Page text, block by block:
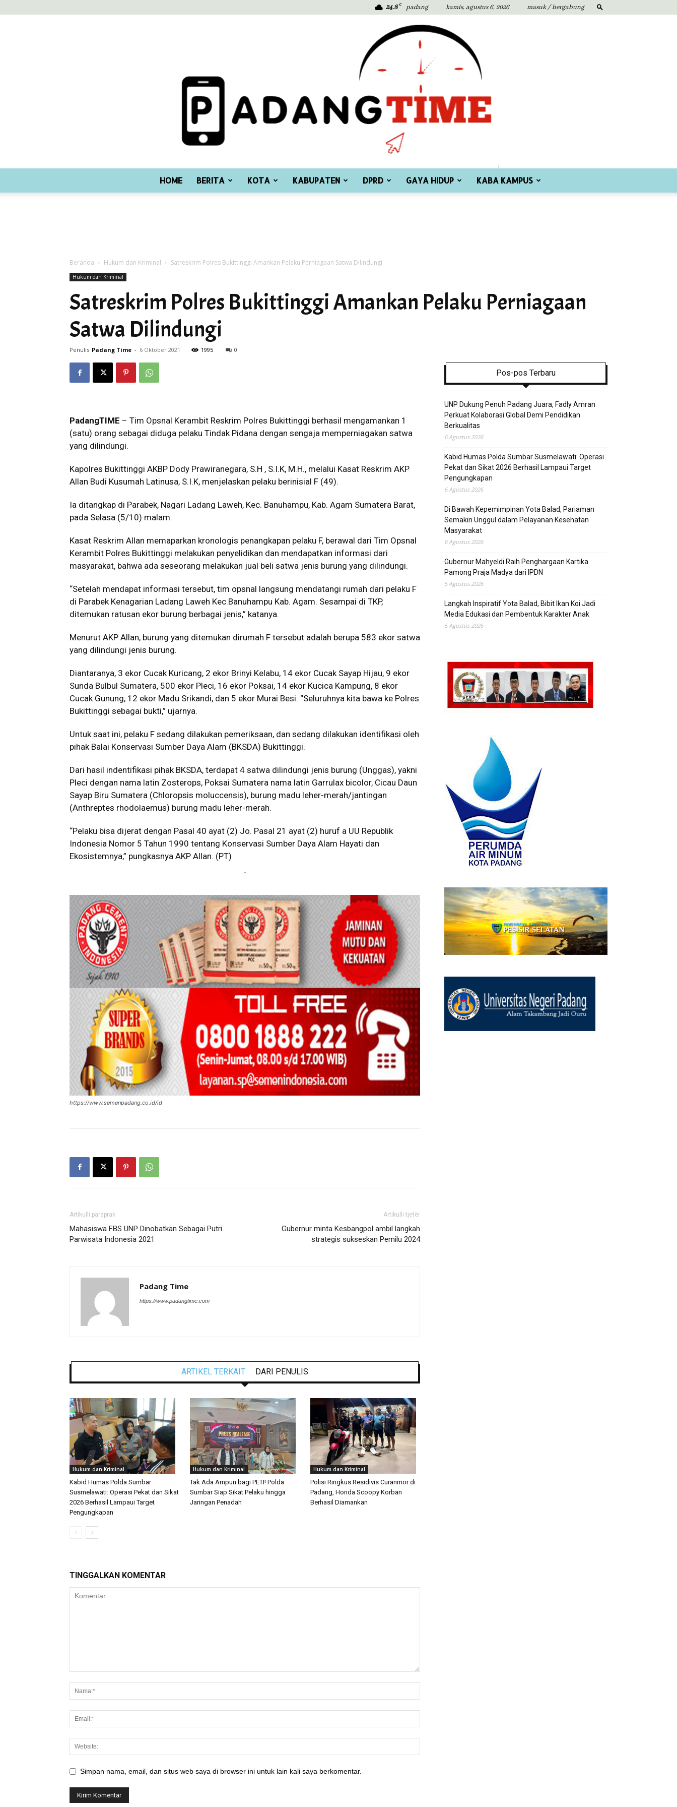
24.8 C padang kamis, agustus 6, 2026 masuk / bergabung
Time
HOME BERITA KOTA KABUPATEN DPRD GAYA HIDUP KABA KAMPUS
Beranda Hukum dan Kriminal Satreskrim Polres Bukittinggi Amankan Pelaku Perniagaan Satwa Dilindungi
Hukum dan Kriminal
Satreskrim Polres Bukittinggi Amankan Pelaku Perniagaan
Satwa Dilindungi
Penulis Padang Time - 6 Oktober 2021 1995 0
PadangTIME – Tim Opsnal Kerambit Reskrim Polres Bukittinggi berhasil mengamankan 1
(satu) orang sebagai diduga pelaku Tindak Pidana dengan sengaja memperniagakan satwa
yang dilindungi.
Kapolres Bukittinggi AKBP Dody Prawiranegara, S.H , S.I.K, M.H., melalui Kasat Reskrim AKP
Allan Budi Kusumah Latinusa, S.I.K, menjelaskan pelaku berinisial F (49).
Ia ditangkap di Parabek, Nagari Ladang Laweh, Kec. Banuhampu, Kab. Agam Sumatera Barat,
pada Selasa (5/10) malam.
Kasat Reskrim Allan memaparkan kronologis penangkapan pelaku F, berawal dari Tim Opsnal
Kerambit Polres Bukittinggi melakukan penyelidikan dan mendapatkan informasi dari
masyarakat, bahwa ada seseorang melakukan jual beli satwa jenis burung yang dilindungi.
“Setelah mendapat informasi tersebut, tim opsnal langsung mendatangi rumah dari pelaku F
di Parabek Kenagarian Ladang Laweh Kec.Banuhampu Kab. Agam. Sesampai di TKP,
ditemukan ratusan ekor burung berbagai jenis,” katanya.
Menurut AKP Allan, burung yang ditemukan dirumah F tersebut adalah berupa 583 ekor satwa
yang dilindungi jenis burung.
Diantaranya, 3 ekor Cucak Kuricang, 2 ekor Brinyi Kelabu, 14 ekor Cucak Sayap Hijau, 9 ekor
Sunda Bulbul Sumatera, 500 ekor Pleci, 16 ekor Poksai, 14 ekor Kucica Kampung, 8 ekor
Cucak Gunung, 12 ekor Madu Srikandi, dan 5 ekor Murai Besi. “Seluruhnya kita bawa ke Polres
Bukittinggi sebagai bukti,” ujarnya.
Untuk saat ini, pelaku F sedang dilakukan pemeriksaan, dan sedang dilakukan identifikasi oleh
pihak Balai Konservasi Sumber Daya Alam (BKSDA) Bukittinggi.
Dari hasil indentifikasi pihak BKSDA, terdapat 4 satwa dilindungi jenis burung (Unggas), yakni
Pleci dengan nama latin Zosterops, Poksai Sumatera nama latin Garrulax bicolor, Cicau Daun
Sayap Biru Sumatera (Chloropsis moluccensis), burung madu leher-merah/jantingan
(Anthreptes rhodolaemus) burung madu leher-merah.
“Pelaku bisa dijerat dengan Pasal 40 ayat (2) Jo. Pasal 21 ayat (2) huruf a UU Republik
Indonesia Nomor 5 Tahun 1990 tentang Konservasi Sumber Daya Alam Hayati dan
Ekosistemnya,” pungkasnya AKP Allan. (PT)
*
https://www.semenpadang.co.id/id
Artikulli paraprak
Mahasiswa FBS UNP Dinobatkan Sebagai Putri
Parwisata Indonesia 2021
Artikulli tjetër
Gubernur minta Kesbangpol ambil langkah
strategis sukseskan Pemilu 2024
Padang Time
https://www.padangtime.com
ARTIKEL TERKAIT DARI PENULIS
Hukum dan Kriminal
Kabid Humas Polda Sumbar
Susmelawati: Operasi Pekat dan Sikat
2026 Berhasil Lampaui Target
Pengungkapan
Hukum dan Kriminal
Tak Ada Ampun bagi PETI! Polda
Sumbar Siap Sikat Pelaku hingga
Jaringan Penadah
Hukum dan Kriminal
Polisi Ringkus Residivis Curanmor di
Padang, Honda Scoopy Korban
Berhasil Diamankan
TINGGALKAN KOMENTAR
Simpan nama, email, dan situs web saya di browser ini untuk lain kali saya berkomentar.
Pos-pos Terbaru
UNP Dukung Penuh Padang Juara, Fadly Amran
Perkuat Kolaborasi Global Demi Pendidikan
Berkualitas
6 Agustus 2026
Kabid Humas Polda Sumbar Susmelawati: Operasi
Pekat dan Sikat 2026 Berhasil Lampaui Target
Pengungkapan
6 Agustus 2026
Di Bawah Kepemimpinan Yota Balad, Pariaman
Semakin Unggul dalam Pelayanan Kesehatan
Masyarakat
6 Agustus 2026
Gubernur Mahyeldi Raih Penghargaan Kartika
Pamong Praja Madya dari IPDN
5 Agustus 2026
Langkah Inspiratif Yota Balad, Bibit Ikan Koi Jadi
Media Edukasi dan Pembentuk Karakter Anak
5 Agustus 2026